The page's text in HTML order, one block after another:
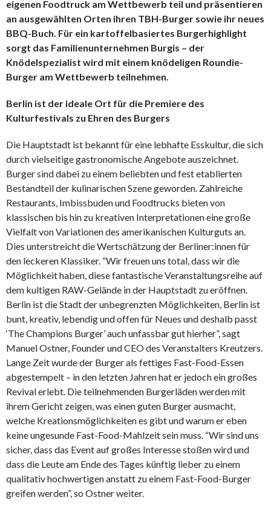
eigenen Foodtruck am Wettbewerb teil und präsentieren
an ausgewählten Orten ihren TBH-Burger sowie ihr neues
BBQ-Buch. Für ein kartoffelbasiertes Burgerhighlight
sorgt das Familienunternehmen Burgis – der
Knödelspezialist wird mit einem knödeligen Roundie-
Burger am Wettbewerb teilnehmen.
Berlin ist der ideale Ort für die Premiere des
Kulturfestivals zu Ehren des Burgers
Die Hauptstadt ist bekannt für eine lebhafte Esskultur, die sich
durch vielseitige gastronomische Angebote auszeichnet.
Burger sind dabei zu einem beliebten und fest etablierten
Bestandteil der kulinarischen Szene geworden. Zahlreiche
Restaurants, Imbissbuden und Foodtrucks bieten von
klassischen bis hin zu kreativen Interpretationen eine große
Vielfalt von Variationen des amerikanischen Kulturguts an.
Dies unterstreicht die Wertschätzung der Berliner:innen für
den leckeren Klassiker. “Wir freuen uns total, dass wir die
Möglichkeit haben, diese fantastische Veranstaltungsreihe auf
dem kultigen RAW-Gelände in der Hauptstadt zu eröffnen.
Berlin ist die Stadt der unbegrenzten Möglichkeiten, Berlin ist
bunt, kreativ, lebendig und offen für Neues und deshalb passt
‘The Champions Burger’ auch unfassbar gut hierher”, sagt
Manuel Ostner, Founder und CEO des Veranstalters Kreutzers.
Lange Zeit wurde der Burger als fettiges Fast-Food-Essen
abgestempelt – in den letzten Jahren hat er jedoch ein großes
Revival erlebt. Die teilnehmenden Burgerläden werden mit
ihrem Gericht zeigen, was einen guten Burger ausmacht,
welche Kreationsmöglichkeiten es gibt und warum er eben
keine ungesunde Fast-Food-Mahlzeit sein muss. “Wir sind uns
sicher, dass das Event auf großes Interesse stoßen wird und
dass die Leute am Ende des Tages künftig lieber zu einem
qualitativ hochwertigen anstatt zu einem Fast-Food-Burger
greifen werden”, so Ostner weiter.